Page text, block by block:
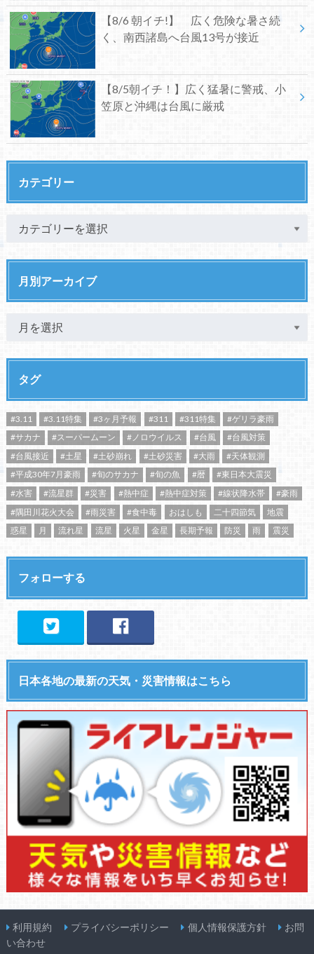
【8/6 朝イチ!】 広く危険な暑さ続
く、南西諸島へ台風13号が接近
【8/5朝イチ！】広く猛暑に警戒、小
笠原と沖縄は台風に厳戒
カテゴリー
月別アーカイブ
タグ
#3.11 #3.11特集 #3ヶ月予報 #311 #311特集
#ゲリラ豪雨
#サカナ
#スーパームーン #ノロウイルス #台風
#台風対策
#台風接近
#土星 #土砂崩れ #土砂災害 #大雨
#天体観測
#平成30年7月豪雨
#旬のサカナ #旬の魚 #暦
#東日本大震災
#水害
#流星群 #災害 #熱中症 #熱中症対策 #線状降水帯
#豪雨
#隅田川花火大会
#雨災害 #食中毒 おはしも 二十四節気
地震
惑星
月 流れ星 流星 火星 金星 長期予報 防災 雨 震災
フォローする
日本各地の最新の天気・災害情報はこちら
利用規約 プライバシーポリシー 個人情報保護方針
お問
い合わせ